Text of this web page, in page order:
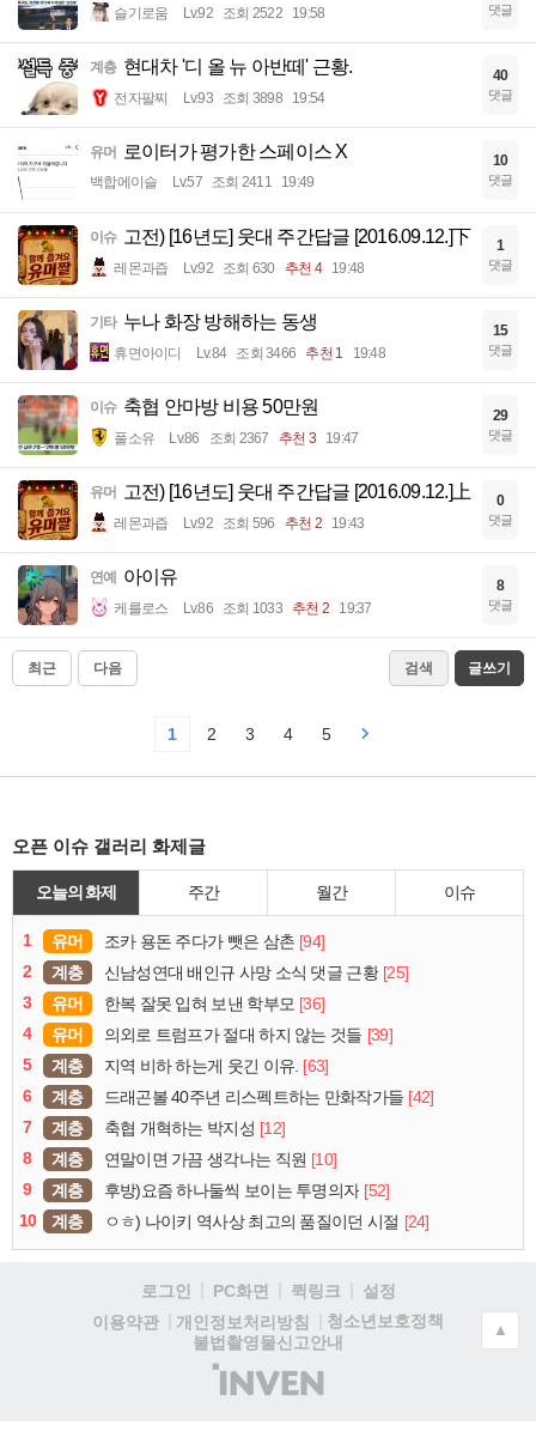
슬기로움 Lv.92 조회 2522 19:58 댓글
계층 현대차 '디 올 뉴 아반떼' 근황.
전자팔찌 Lv.93 조회 3898 19:54
40
댓글
유머 로이터가 평가한 스페이스 X
백합에이슬 Lv.57 조회 2411 19:49
10
댓글
이슈 고전) [16년도] 웃대 주간답글 [2016.09.12.]下
레몬과즙 Lv.92 조회 630 추천 4 19:48
1
댓글
기타 누나 화장 방해하는 동생
휴면아이디 Lv.84 조회 3466 추천 1 19:48
15
댓글
이슈 축협 안마방 비용 50만원
풀소유 Lv.86 조회 2367 추천 3 19:47
29
댓글
유머 고전) [16년도] 웃대 주간답글 [2016.09.12.]上
레몬과즙 Lv.92 조회 596 추천 2 19:43
0
댓글
연예 아이유
케를로스 Lv.86 조회 1033 추천 2 19:37
8
댓글
최근 다음 검색 글쓰기
1 2 3 4 5
오픈 이슈 갤러리 화제글
오늘의 화제 주간 월간 이슈
1 유머 조카 용돈 주다가 뺏은 삼촌 [94]
2
계층 신남성연대 배인규 사망 소식 댓글 근황 [25]
3
유머 한복 잘못 입혀 보낸 학부모 [36]
4
유머 의외로 트럼프가 절대 하지 않는 것들 [39]
5
계층 지역 비하 하는게 웃긴 이유. [63]
6
계층 드래곤볼 40주년 리스펙트하는 만화작가들 [42]
7
계층 축협 개혁하는 박지성 [12]
8
계층 연말이면 가끔 생각나는 직원 [10]
9
계층 후방)요즘 하나둘씩 보이는 투명의자 [52]
10
계층 ㅇㅎ) 나이키 역사상 최고의 품질이던 시절 [24]
로그인 PC화면 퀵링크
설정
이용약관
개인정보처리방침
청소년보호정책
불법촬영물신고안내
(주)
인
▲